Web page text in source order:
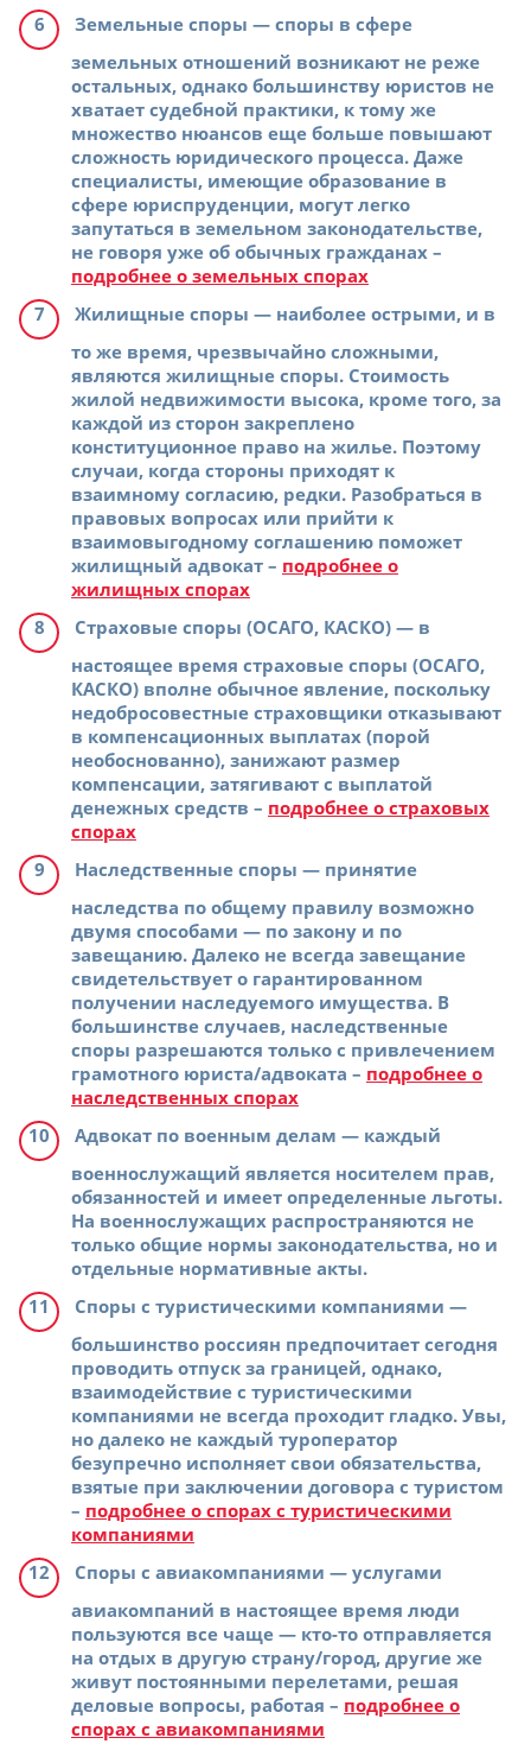
Земельные споры — споры в сфере
земельных отношений возникают не реже
остальных, однако большинству юристов не
хватает судебной практики, к тому же
множество нюансов еще больше повышают
сложность юридического процесса. Даже
специалисты, имеющие образование в
сфере юриспруденции, могут легко
запутаться в земельном законодательстве,
не говоря уже об обычных гражданах –
подробнее о земельных спорах
Жилищные споры — наиболее острыми, и в
то же время, чрезвычайно сложными,
являются жилищные споры. Стоимость
жилой недвижимости высока, кроме того, за
каждой из сторон закреплено
конституционное право на жилье. Поэтому
случаи, когда стороны приходят к
взаимному согласию, редки. Разобраться в
правовых вопросах или прийти к
взаимовыгодному соглашению поможет
жилищный адвокат – подробнее о
жилищных спорах
Страховые споры (ОСАГО, КАСКО) — в
настоящее время страховые споры (ОСАГО,
КАСКО) вполне обычное явление, поскольку
недобросовестные страховщики отказывают
в компенсационных выплатах (порой
необоснованно), занижают размер
компенсации, затягивают с выплатой
денежных средств – подробнее о страховых
спорах
Наследственные споры — принятие
наследства по общему правилу возможно
двумя способами — по закону и по
завещанию. Далеко не всегда завещание
свидетельствует о гарантированном
получении наследуемого имущества. В
большинстве случаев, наследственные
споры разрешаются только с привлечением
грамотного юриста/адвоката – подробнее о
наследственных спорах
Адвокат по военным делам — каждый
военнослужащий является носителем прав,
обязанностей и имеет определенные льготы.
На военнослужащих распространяются не
только общие нормы законодательства, но и
отдельные нормативные акты.
Споры с туристическими компаниями —
большинство россиян предпочитает сегодня
проводить отпуск за границей, однако,
взаимодействие с туристическими
компаниями не всегда проходит гладко. Увы,
но далеко не каждый туроператор
безупречно исполняет свои обязательства,
взятые при заключении договора с туристом
– подробнее о спорах с туристическими
компаниями
Споры с авиакомпаниями — услугами
авиакомпаний в настоящее время люди
пользуются все чаще — кто-то отправляется
на отдых в другую страну/город, другие же
живут постоянными перелетами, решая
деловые вопросы, работая – подробнее о
спорах с авиакомпаниями